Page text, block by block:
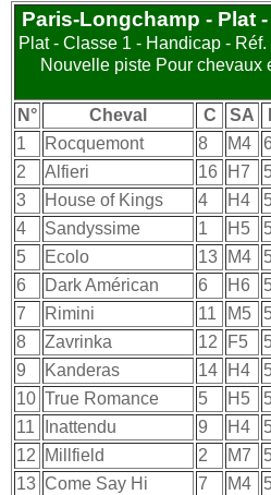
Paris-Longchamp - Plat
Plat - Classe 1 - Handicap -
Nouvelle piste Pour chevaux
N°
Cheval C SA
1
Rocquemont 8 M4
2
Alfieri 16 H7
3
House of Kings 4 H4
4
Sandyssime 1 H5
5
Ecolo 13 M4
6
Dark Américan 6 H6
7
Rimini 11 M5
8
Zavrinka 12 F5
9
Kanderas 14 H4
10 True Romance 5 H5
11
Inattendu 9 H4
12
Millfield 2 M7
13 Come Say Hi 7 M4